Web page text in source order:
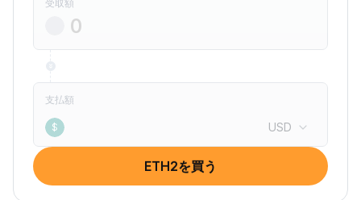
受取額
支払額
$ USD
ETH2を買う